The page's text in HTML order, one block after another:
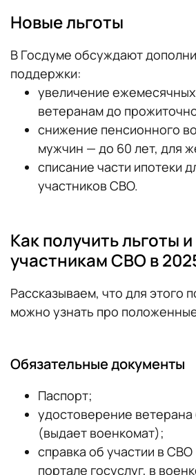
Новые льготы
В Госдуме обсуждают
поддержки:
увеличение
ветеранам до
снижение пенсионного
мужчин — до 60 лет, для
списание части ипотеки
участников СВО.
Как получить льготы
участникам СВО в
Рассказываем, что для этого
можно узнать про
Обязательные документы
Паспорт;
удостоверение
(выдает военкомат);
справка об участии в
портале госуслуг, в